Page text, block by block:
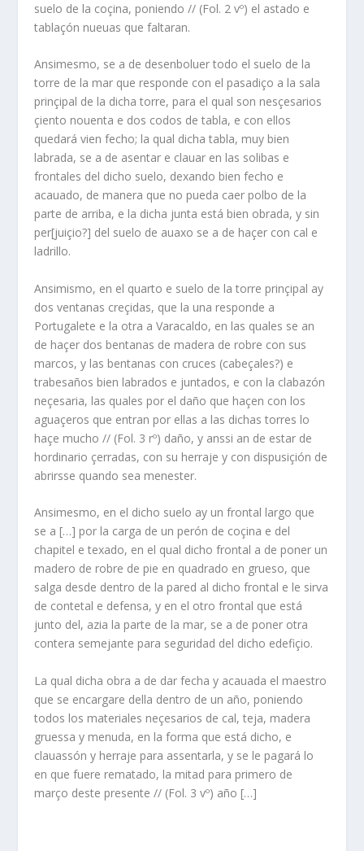
suelo de la coçina, poniendo // (Fol. 2 vº) el astado e
tablaçón nueuas que faltaran.
Ansimesmo, se a de desenboluer todo el suelo de la
torre de la mar que responde con el pasadiço a la sala
prinçipal de la dicha torre, para el qual son nesçesarios
çiento nouenta e dos codos de tabla, e con ellos
quedará vien fecho; la qual dicha tabla, muy bien
labrada, se a de asentar e clauar en las solibas e
frontales del dicho suelo, dexando bien fecho e
acauado, de manera que no pueda caer polbo de la
parte de arriba, e la dicha junta está bien obrada, y sin
per[juiçio?] del suelo de auaxo se a de haçer con cal e
ladrillo.
Ansimismo, en el quarto e suelo de la torre prinçipal ay
dos ventanas creçidas, que la una responde a
Portugalete e la otra a Varacaldo, en las quales se an
de haçer dos bentanas de madera de robre con sus
marcos, y las bentanas con cruces (cabeçales?) e
trabesaños bien labrados e juntados, e con la clabazón
neçesaria, las quales por el daño que haçen con los
aguaçeros que entran por ellas a las dichas torres lo
haçe mucho // (Fol. 3 rº) daño, y anssi an de estar de
hordinario çerradas, con su herraje y con dispusiçión de
abrirsse quando sea menester.
Ansimesmo, en el dicho suelo ay un frontal largo que
se a […] por la carga de un perón de coçina e del
chapitel e texado, en el qual dicho frontal a de poner un
madero de robre de pie en quadrado en grueso, que
salga desde dentro de la pared al dicho frontal e le sirva
de contetal e defensa, y en el otro frontal que está
junto del, azia la parte de la mar, se a de poner otra
contera semejante para seguridad del dicho edefiçio.
La qual dicha obra a de dar fecha y acauada el maestro
que se encargare della dentro de un año, poniendo
todos los materiales neçesarios de cal, teja, madera
gruessa y menuda, en la forma que está dicho, e
clauassón y herraje para assentarla, y se le pagará lo
en que fuere rematado, la mitad para primero de
março deste presente // (Fol. 3 vº) año […]